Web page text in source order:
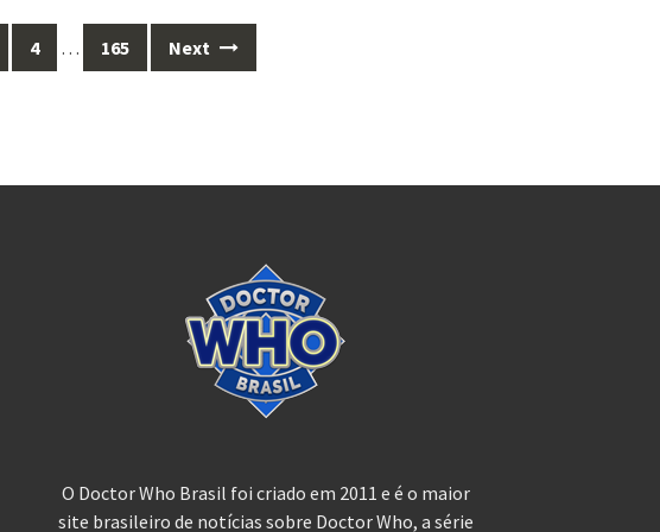
4 … 165 Next
O Doctor Who Brasil foi criado em 2011 e é o maior
site brasileiro de notícias sobre Doctor Who, a série